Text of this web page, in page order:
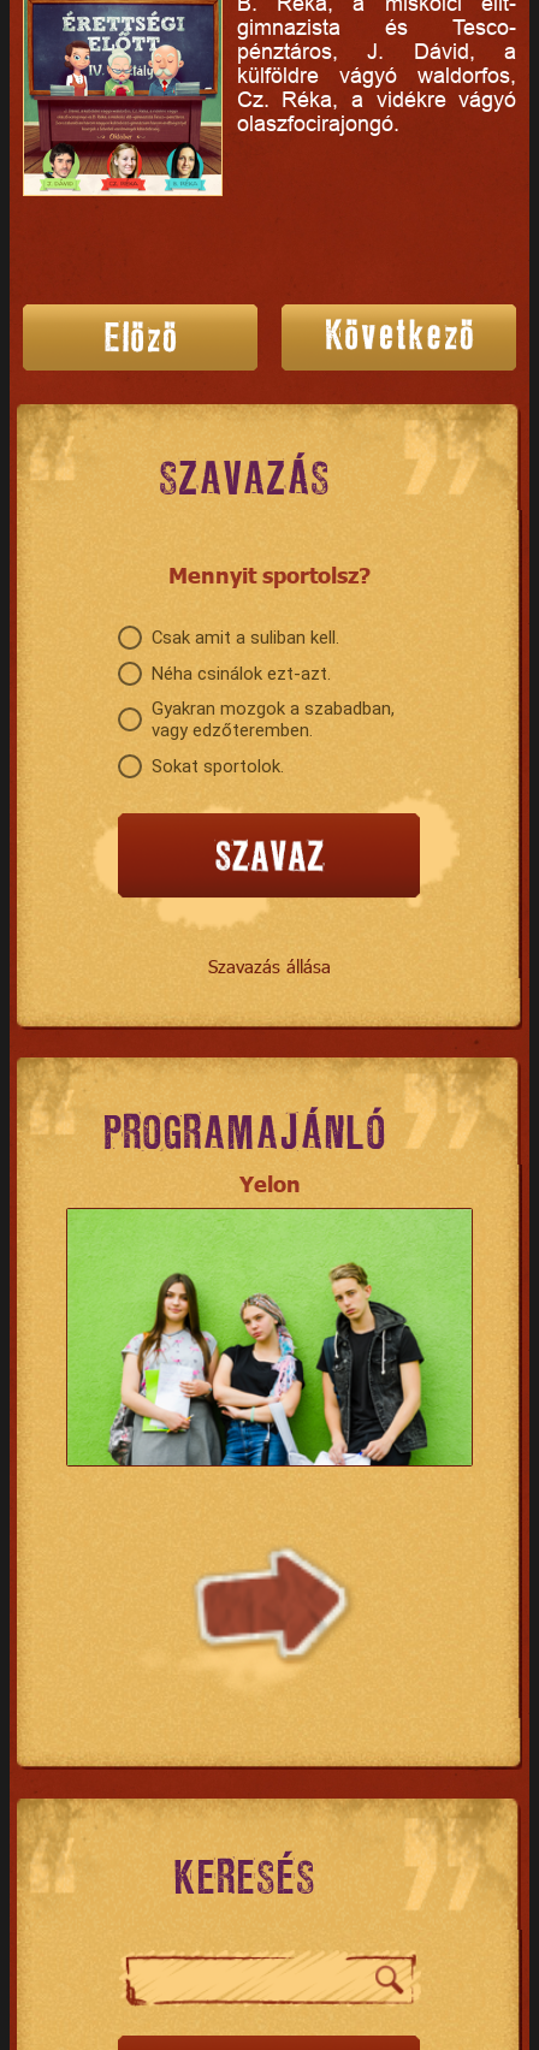
gimnazista és Tesco-
pénztáros, J. Dávid, a
külföldre vágyó waldorfos,
Cz. Réka, a vidékre vágyó
olaszfocirajongó.
SZAVAZÁS
Mennyit sportolsz?
Csak amit a suliban kell.
Néha csinálok ezt-azt.
Gyakran mozgok a szabadban,
vagy edzőteremben.
Sokat sportolok.
Szavazás állása
PROGRAMAJÁNLÓ
Yelon
KERESÉS